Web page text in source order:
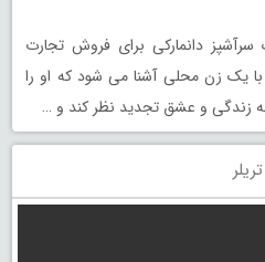
دانمارکی برای فروش تجارت
یک زن محلی آشنا می شود که او را
زندگی و عشق تجدید نظر کند و …
تریلر